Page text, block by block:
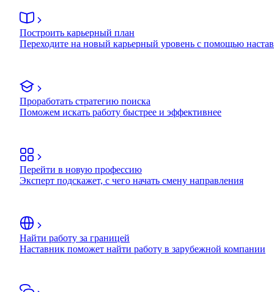
Построить карьерный план
Переходите на новый карьерный уровень с помощью
Проработать стратегию поиска
Поможем искать работу быстрее и эффективнее
Перейти в новую профессию
Эксперт подскажет, с чего начать смену направления
Найти работу за границей
Наставник поможет найти работу в зарубежной компании